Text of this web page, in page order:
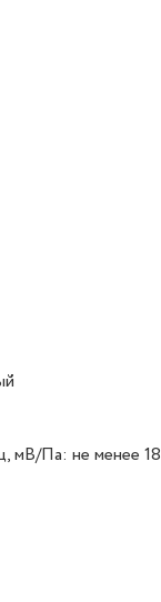
мВ/Па: не менее 18